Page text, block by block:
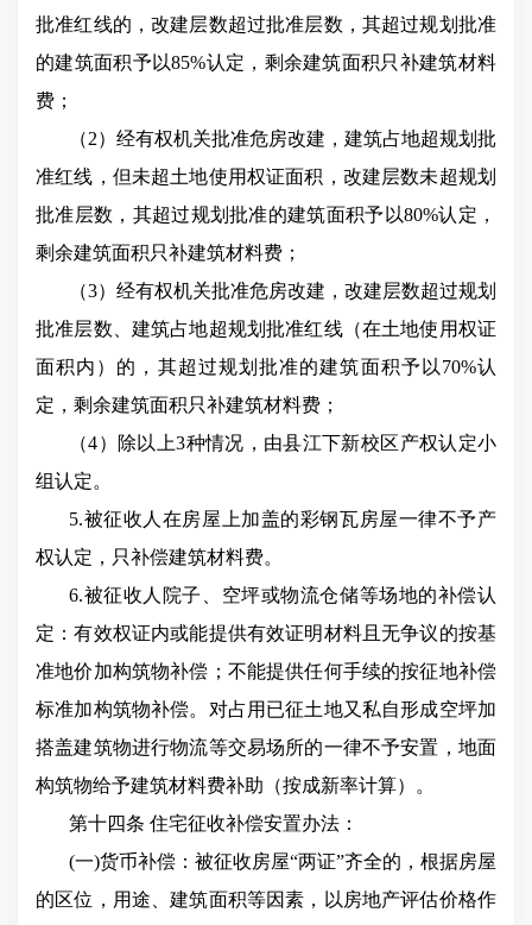
批准红线的，改建层数超过批准层数，其超过规划批准
的建筑面积予以85%认定，剩余建筑面积只补建筑材料
费；
（2）经有权机关批准危房改建，建筑占地超规划批
准红线，但未超土地使用权证面积，改建层数未超规划
批准层数，其超过规划批准的建筑面积予以80%认定，
剩余建筑面积只补建筑材料费；
（3）经有权机关批准危房改建，改建层数超过规划
批准层数、建筑占地超规划批准红线（在土地使用权证
面积内）的，其超过规划批准的建筑面积予以70%认
定，剩余建筑面积只补建筑材料费；
（4）除以上3种情况，由县江下新校区产权认定小
组认定。
5.被征收人在房屋上加盖的彩钢瓦房屋一律不予产
权认定，只补偿建筑材料费。
6.被征收人院子、空坪或物流仓储等场地的补偿认
定：有效权证内或能提供有效证明材料且无争议的按基
准地价加构筑物补偿；不能提供任何手续的按征地补偿
标准加构筑物补偿。对占用已征土地又私自形成空坪加
搭盖建筑物进行物流等交易场所的一律不予安置，地面
构筑物给予建筑材料费补助（按成新率计算）。
第十四条 住宅征收补偿安置办法：
(一)货币补偿：被征收房屋“两证”齐全的，根据房屋
的区位，用途、建筑面积等因素，以房地产评估价格作